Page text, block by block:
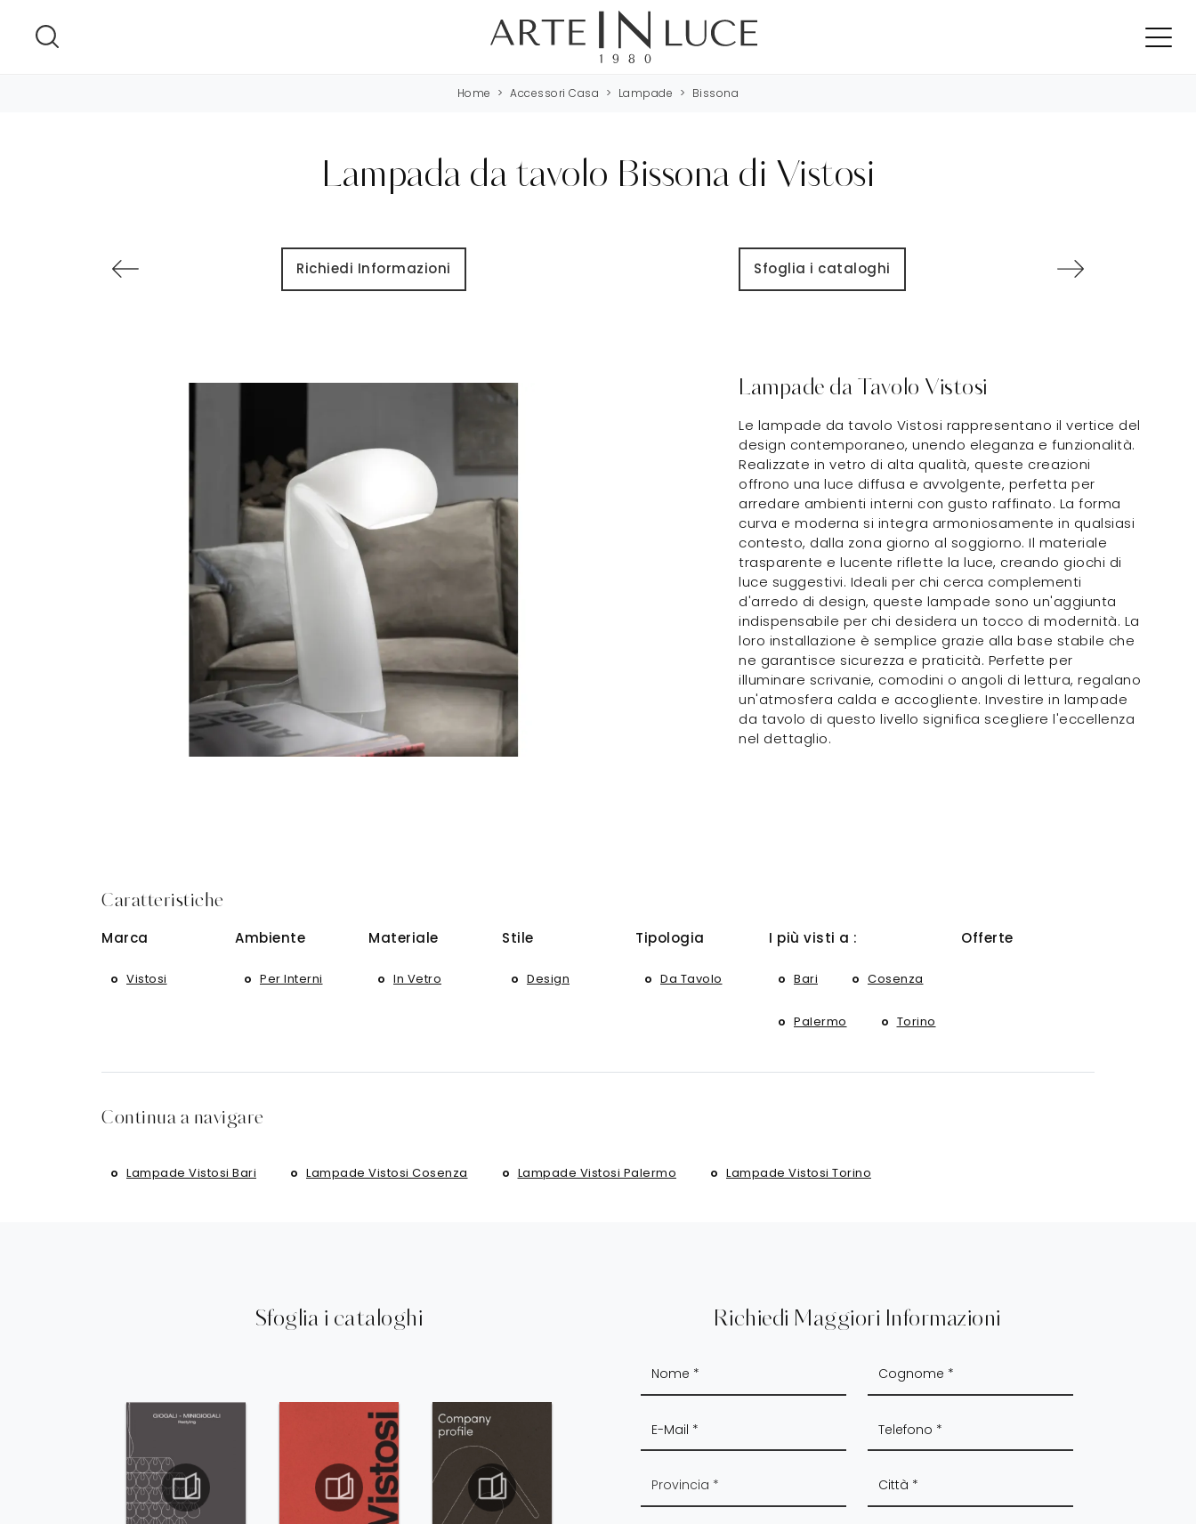
Home > Accessori Casa > Lampade > Bissona
Lampada da tavolo Bissona di Vistosi
Richiedi Informazioni Sfoglia i cataloghi
Lampade da Tavolo Vistosi
Le lampade da tavolo Vistosi rappresentano il vertice del
design contemporaneo, unendo eleganza e funzionalità.
Realizzate in vetro di alta qualità, queste creazioni
offrono una luce diffusa e avvolgente, perfetta per
arredare ambienti interni con gusto raffinato. La forma
curva e moderna si integra armoniosamente in qualsiasi
contesto, dalla zona giorno al soggiorno. Il materiale
trasparente e lucente riflette la luce, creando giochi di
luce suggestivi. Ideali per chi cerca complementi
d'arredo di design, queste lampade sono un'aggiunta
indispensabile per chi desidera un tocco di modernità. La
loro installazione è semplice grazie alla base stabile che
ne garantisce sicurezza e praticità. Perfette per
illuminare scrivanie, comodini o angoli di lettura, regalano
un'atmosfera calda e accogliente. Investire in lampade
da tavolo di questo livello significa scegliere l'eccellenza
nel dettaglio.
Caratteristiche
Marca
Vistosi
Ambiente
Per Interni
Materiale
In Vetro
Stile
Design
Tipologia
Da Tavolo
I più visti a :
Bari Cosenza
Palermo Torino
Offerte
Continua a navigare
Lampade Vistosi Bari Lampade Vistosi Cosenza Lampade Vistosi Palermo Lampade Vistosi Torino
Sfoglia i cataloghi Richiedi Maggiori Informazioni